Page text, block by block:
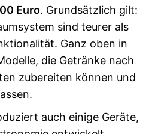
Euro. Grundsätzlich gilt:
sind teurer als
Ganz oben in
die Getränke nach
zubereiten können und
auch einige Geräte,